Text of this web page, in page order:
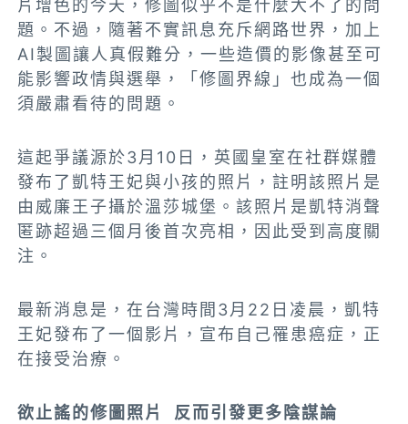
片增色的今天，修圖似乎不是什麼大不了的問
題。不過，隨著不實訊息充斥網路世界，加上
AI製圖讓人真假難分，一些造價的影像甚至可
能影響政情與選舉，「修圖界線」也成為一個
須嚴肅看待的問題。
這起爭議源於3月10日，英國皇室在社群媒體
發布了凱特王妃與小孩的照片，註明該照片是
由威廉王子攝於溫莎城堡。該照片是凱特消聲
匿跡超過三個月後首次亮相，因此受到高度關
注。
最新消息是，在台灣時間3月22日凌晨，凱特
王妃發布了一個影片，宣布自己罹患癌症，正
在接受治療。
欲止謠的修圖照片 反而引發更多陰謀論